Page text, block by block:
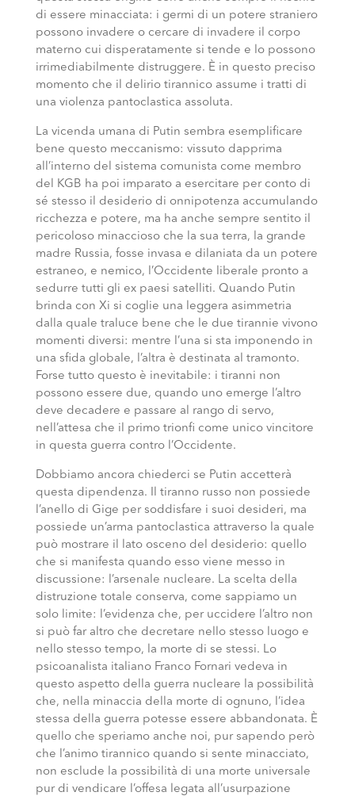
di essere minacciata: i germi di un potere straniero
possono invadere o cercare di invadere il corpo
materno cui disperatamente si tende e lo possono
irrimediabilmente distruggere. È in questo preciso
momento che il delirio tirannico assume i tratti di
una violenza pantoclastica assoluta.
La vicenda umana di Putin sembra esemplificare
bene questo meccanismo: vissuto dapprima
all’interno del sistema comunista come membro
del KGB ha poi imparato a esercitare per conto di
sé stesso il desiderio di onnipotenza accumulando
ricchezza e potere, ma ha anche sempre sentito il
pericoloso minaccioso che la sua terra, la grande
madre Russia, fosse invasa e dilaniata da un potere
estraneo, e nemico, l’Occidente liberale pronto a
sedurre tutti gli ex paesi satelliti. Quando Putin
brinda con Xi si coglie una leggera asimmetria
dalla quale traluce bene che le due tirannie vivono
momenti diversi: mentre l’una si sta imponendo in
una sfida globale, l’altra è destinata al tramonto.
Forse tutto questo è inevitabile: i tiranni non
possono essere due, quando uno emerge l’altro
deve decadere e passare al rango di servo,
nell’attesa che il primo trionfi come unico vincitore
in questa guerra contro l’Occidente.
Dobbiamo ancora chiederci se Putin accetterà
questa dipendenza. Il tiranno russo non possiede
l’anello di Gige per soddisfare i suoi desideri, ma
possiede un’arma pantoclastica attraverso la quale
può mostrare il lato osceno del desiderio: quello
che si manifesta quando esso viene messo in
discussione: l’arsenale nucleare. La scelta della
distruzione totale conserva, come sappiamo un
solo limite: l’evidenza che, per uccidere l’altro non
si può far altro che decretare nello stesso luogo e
nello stesso tempo, la morte di se stessi. Lo
psicoanalista italiano Franco Fornari vedeva in
questo aspetto della guerra nucleare la possibilità
che, nella minaccia della morte di ognuno, l’idea
stessa della guerra potesse essere abbandonata. È
quello che speriamo anche noi, pur sapendo però
che l’animo tirannico quando si sente minacciato,
non esclude la possibilità di una morte universale
pur di vendicare l’offesa legata all’usurpazione